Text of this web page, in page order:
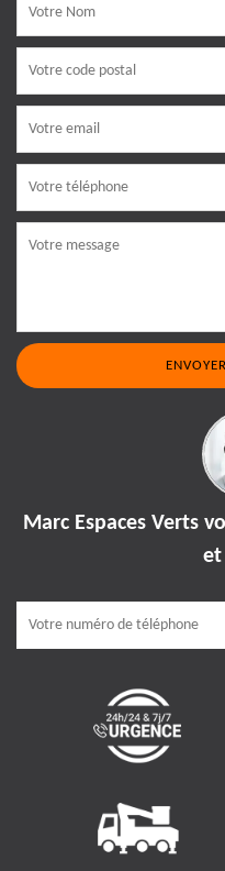
Marc Espaces Verts